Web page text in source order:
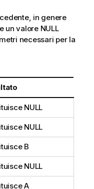
in genere
un valore NULL
necessari per la
NULL
NULL
B
NULL
A